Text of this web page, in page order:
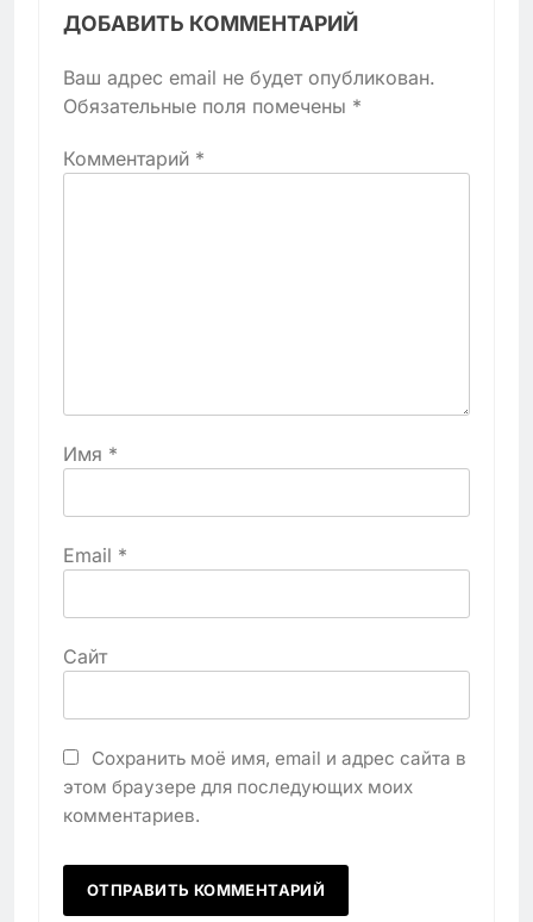
ДОБАВИТЬ КОММЕНТАРИЙ
Ваш адрес email не будет опубликован.
Обязательные поля помечены *
Комментарий *
Имя *
Email *
Сайт
Сохранить моё имя, email и адрес сайта в
этом браузере для последующих моих
комментариев.